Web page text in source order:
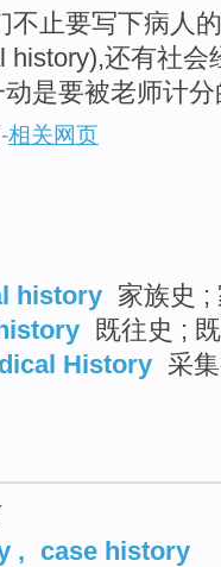
不止要写下病人
history),还有社
是要被老师计分
-相关网页
history 家族史 ;
既往史 ;
History 采
, case history